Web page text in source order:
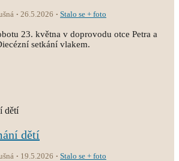
26.5.2026 Stalo se + foto
23. května v doprovodu otce Petra a
setkání vlakem.
dětí
19.5.2026 Stalo se + foto